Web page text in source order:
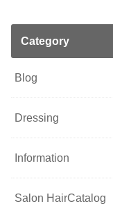
Category
Blog
Dressing
Information
Salon HairCatalog